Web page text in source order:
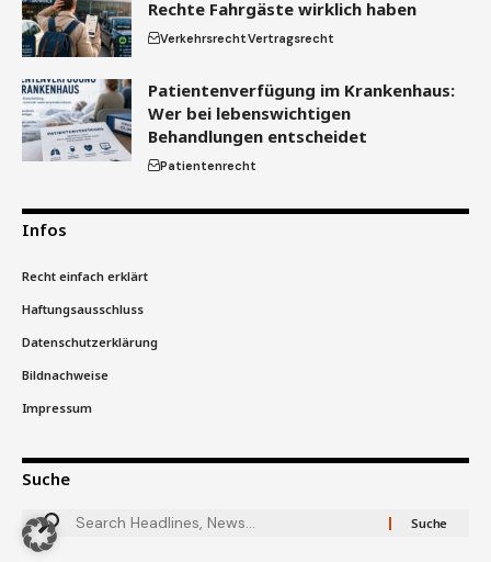
Rechte Fahrgäste wirklich haben
VerkehrsrechtVertragsrecht
Patientenverfügung im Krankenhaus:
Wer bei lebenswichtigen
Behandlungen entscheidet
Patientenrecht
Infos
Recht einfach erklärt
Haftungsausschluss
Datenschutzerklärung
Bildnachweise
Impressum
Suche